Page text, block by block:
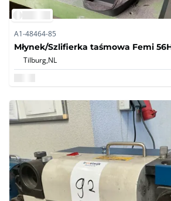
A1-48464-85
Młynek/Szlifierka taśmowa Femi
Tilburg,NL